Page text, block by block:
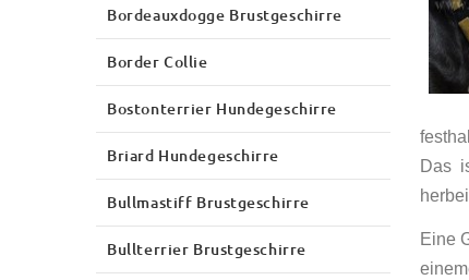
Das
Eine
Bordeauxdogge Brustgeschirre
Border Collie
Bostonterrier Hundegeschirre
Briard Hundegeschirre
Bullmastiff Brustgeschirre
Bullterrier Brustgeschirre